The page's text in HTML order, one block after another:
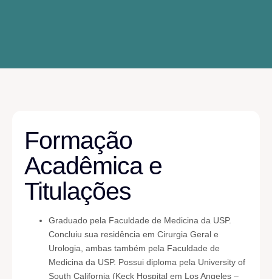
Formação
Acadêmica e
Titulações
Graduado pela Faculdade de Medicina da USP.
Concluiu sua residência em Cirurgia Geral e
Urologia, ambas também pela Faculdade de
Medicina da USP. Possui diploma pela University of
South California (Keck Hospital em Los Angeles –